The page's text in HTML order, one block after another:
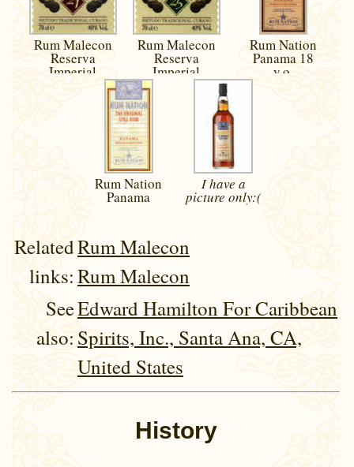
Rum Malecon
Reserva
Imperial
Rum Malecon
Reserva
Imperial
Rum Nation
Panama 18
y.o.
Rum Nation
Panama
I have a
picture only:(
Related
links:
Rum Malecon
Rum Malecon
See
also:
Edward Hamilton For Caribbean
Spirits, Inc., Santa Ana, CA,
United States
History